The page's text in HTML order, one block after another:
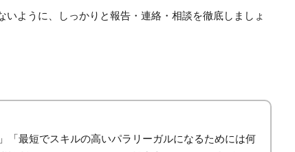
ように、しっかりと報告・連絡・相談を徹底しましょ
「最短でスキルの高いパラリーガルになるためには何